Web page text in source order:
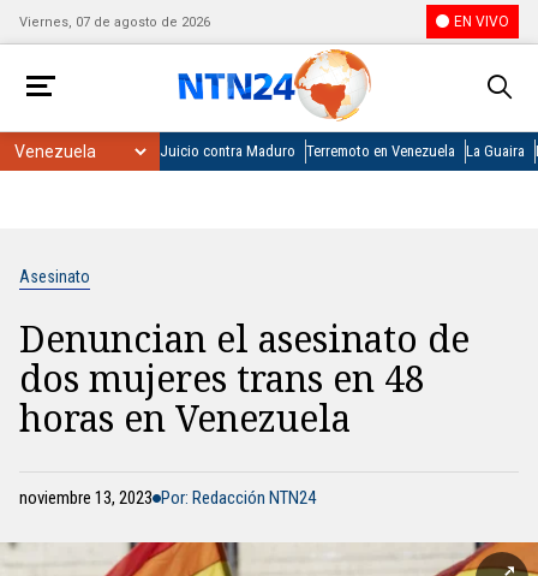
Viernes, 07 de agosto de 2026 EN VIVO
Juicio contra Maduro Terremoto en Venezuela La Guaira
Asesinato
Denuncian el asesinato de
dos mujeres trans en 48
horas en Venezuela
noviembre 13, 2023 Por: Redacción NTN24